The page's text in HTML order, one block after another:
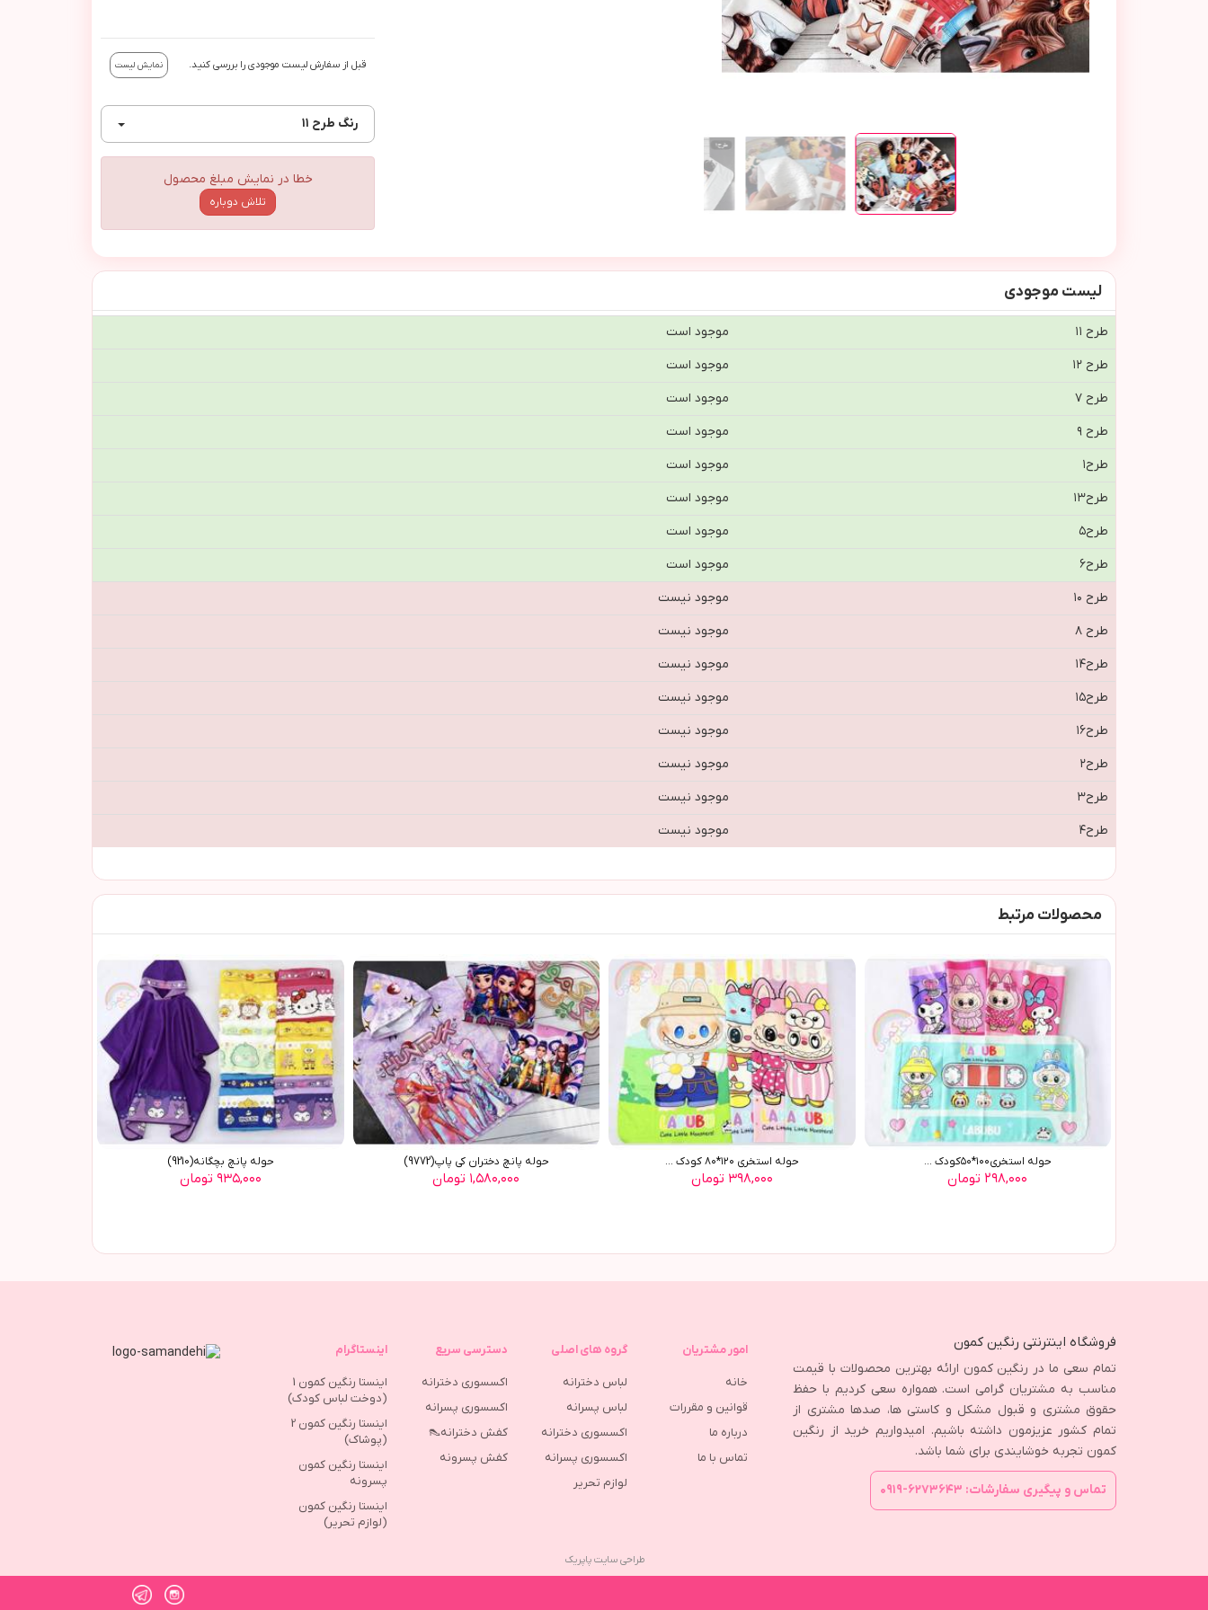
قبل از سفارش لیست موجودی را بررسی کنید. نمایش لیست
رنگ طرح ١١
خطا در نمایش مبلغ محصول
تلاش دوباره
لیست موجودی
طرح ١١
موجود است
طرح ١٢
موجود است
طرح ٧
موجود است
طرح ٩
موجود است
طرح١
موجود است
طرح١٣
موجود است
طرح٥
موجود است
طرح۶
موجود است
طرح ١٠
موجود نیست
طرح ٨
موجود نیست
طرح١٤
موجود نیست
طرح١٥
موجود نیست
طرح١٦
موجود نیست
طرح٢
موجود نیست
طرح٣
موجود نیست
طرح٤
موجود نیست
محصولات مرتبط
حوله استخری١٠٠*٥٠کودک ...
۲۹۸,۰۰۰ تومان
حوله استخری ١٢٠*٨٠ کودک ...
۳۹۸,۰۰۰ تومان
حوله پانچ دختران کی پاپ(9772)
۱,۵۸۰,۰۰۰ تومان
حوله پانچ بچگانه(9210)
۹۳۵,۰۰۰ تومان
فروشگاه اینترنتی رنگین کمون
تمام سعی ما در رنگین کمون ارائه بهترین محصولات با قیمت
مناسب به مشتریان گرامی است. همواره سعی کردیم با حفظ
حقوق مشتری و قبول مشکل و کاستی ها، صدها مشتری از
تمام کشور عزیزمون داشته باشیم. امیدواریم خرید از رنگین
کمون تجربه خوشایندی برای شما باشد.
تماس و پیگیری سفارشات: ۶۲۷۳۶۴۳-۰۹۱۹
امور مشتریان
خانه
قوانین و مقررات
درباره ما
تماس با ما
گروه های اصلی
لباس دخترانه
لباس پسرانه
اکسسوری دخترانه
اکسسوری پسرانه
لوازم تحریر
دسترسی سریع
اکسسوری دخترانه
اکسسوری پسرانه
کفش دخترانه👠
كفش پسرونه
اینستاگرام
اینستا رنگین کمون 1
(دوخت لباس کودک)
اینستا رنگین کمون 2
(پوشاک)
اینستا رنگین کمون
پسرونه
اینستا رنگین کمون
(لوازم تحریر)
طراحی سایت پاپریک